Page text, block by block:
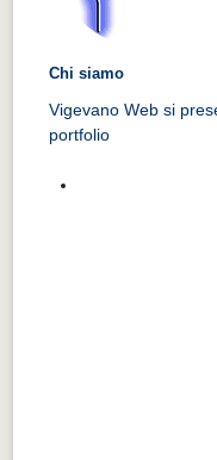
Chi siamo
Vigevano Web si
portfolio